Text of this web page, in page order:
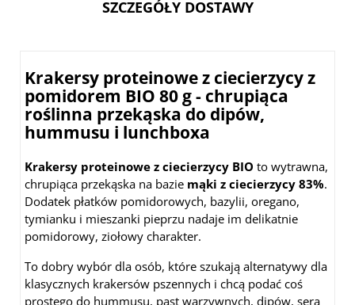
SZCZEGÓŁY DOSTAWY
Krakersy proteinowe z ciecierzycy z
pomidorem BIO 80 g - chrupiąca
roślinna przekąska do dipów,
hummusu i lunchboxa
Krakersy proteinowe z ciecierzycy BIO to wytrawna,
chrupiąca przekąska na bazie mąki z ciecierzycy 83%.
Dodatek płatków pomidorowych, bazylii, oregano,
tymianku i mieszanki pieprzu nadaje im delikatnie
pomidorowy, ziołowy charakter.
To dobry wybór dla osób, które szukają alternatywy dla
klasycznych krakersów pszennych i chcą podać coś
prostego do hummusu, past warzywnych, dipów, sera